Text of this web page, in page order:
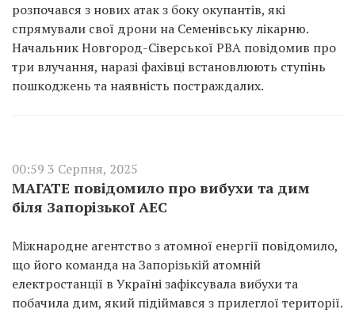
розпочався з нових атак з боку окупантів, які
спрямували свої дрони на Семенівську лікарню.
Начальник Новгород-Сіверської РВА повідомив про
три влучання, наразі фахівці встановлюють ступінь
пошкоджень та наявність постраждалих.
00:59 3 Серпня, 2025
МАГАТЕ повідомило про вибухи та дим
біля Запорізької АЕС
Міжнародне агентство з атомної енергії повідомило,
що його команда на Запорізькій атомній
електростанції в Україні зафіксувала вибухи та
побачила дим, який підіймався з прилеглої території.